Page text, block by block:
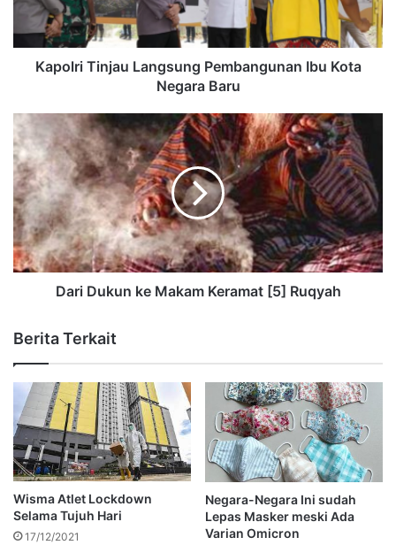
Kapolri Tinjau Langsung Pembangunan Ibu Kota
Negara Baru
Dari Dukun ke Makam Keramat [5] Ruqyah
Berita Terkait
Wisma Atlet Lockdown
Selama Tujuh Hari
17/12/2021
Negara-Negara Ini sudah
Lepas Masker meski Ada
Varian Omicron